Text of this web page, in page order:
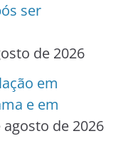
ser
de 2026
em
e em
agosto de 2026